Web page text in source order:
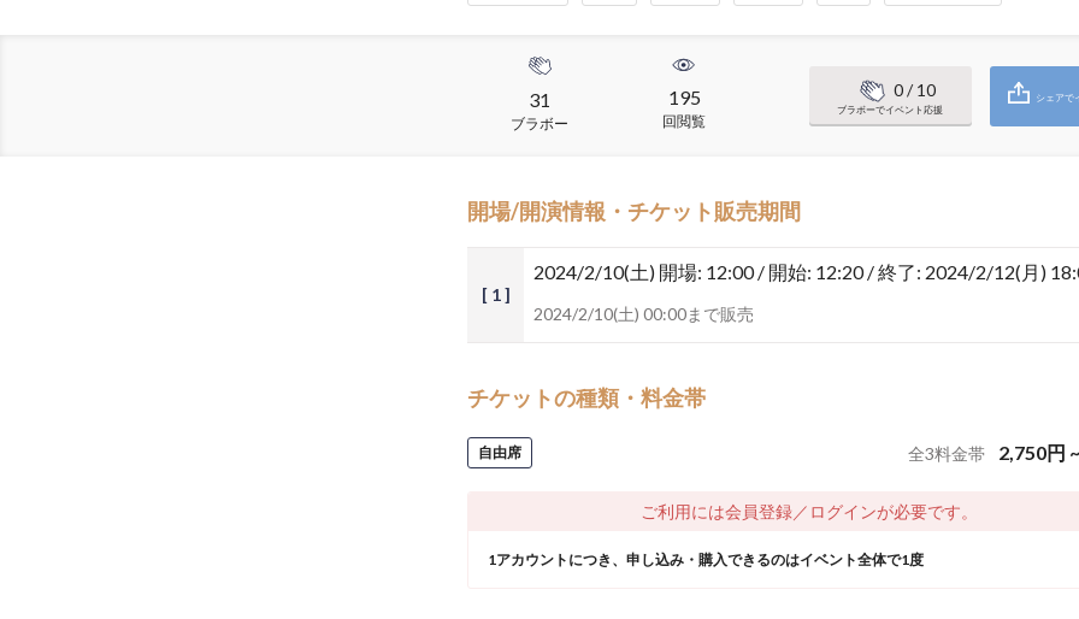
31
ブラボー
195
回閲覧
0/ 10
ブラボーでイベント応援
シェアで
開場/開演情報・チケット販売期間
[ 1 ]
2024/2/10(土) 開場: 12:00 / 開始: 12:20 / 終了: 2024/2/12(月)
2024/2/10(土) 00:00まで販売
チケットの種類・料金帯
自由席 全3料金帯 2,750円 ~
ご利用には会員登録／ログインが必要です。
1アカウントにつき、申し込み・購入できるのはイベント全体で1度